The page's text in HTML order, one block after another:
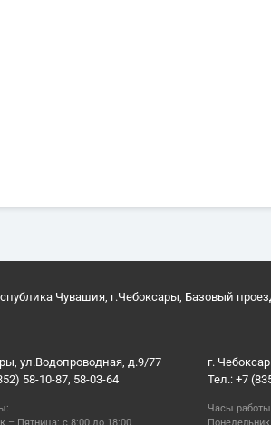
Чувашия, г.Чебоксары, Базовый
ул.Водопроводная, д.9/77
58-10-87, 58-03-64
г.
Тел.: +7
Часы